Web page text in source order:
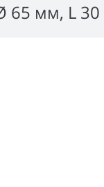
65 мм, L